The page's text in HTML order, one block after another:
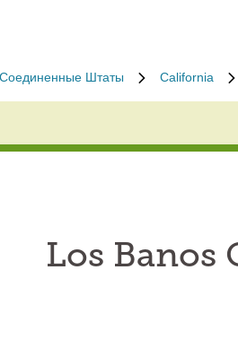
Соединенные Штаты California
Los Banos